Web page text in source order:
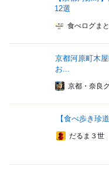
12選
食べログま
京都河原町木
お...
京都・奈良
【食べ歩き珍
だるま３世